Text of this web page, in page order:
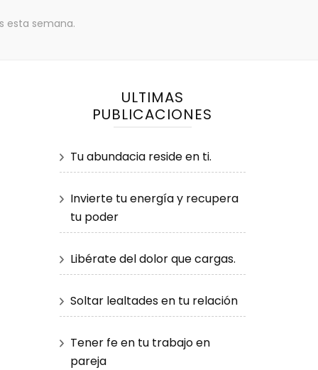
esta semana.
ULTIMAS
PUBLICACIONES
Tu abundacia reside en ti.
Invierte tu energía y recupera
tu poder
Libérate del dolor que cargas.
Soltar lealtades en tu relación
Tener fe en tu trabajo en
pareja